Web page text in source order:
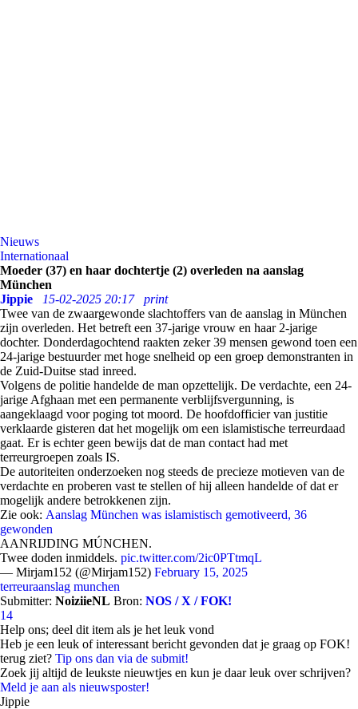
Nieuws
Internationaal
Moeder (37) en haar dochtertje (2) overleden na aanslag
München
Jippie
15-02-2025 20:17
print
Twee van de zwaargewonde slachtoffers van de aanslag in München
zijn overleden. Het betreft een 37-jarige vrouw en haar 2-jarige
dochter. Donderdagochtend raakten zeker 39 mensen gewond toen een
24-jarige bestuurder met hoge snelheid op een groep demonstranten in
de Zuid-Duitse stad inreed.
Volgens de politie handelde de man opzettelijk. De verdachte, een 24-
jarige Afghaan met een permanente verblijfsvergunning, is
aangeklaagd voor poging tot moord. De hoofdofficier van justitie
verklaarde gisteren dat het mogelijk om een islamistische terreurdaad
gaat. Er is echter geen bewijs dat de man contact had met
terreurgroepen zoals IS.
De autoriteiten onderzoeken nog steeds de precieze motieven van de
verdachte en proberen vast te stellen of hij alleen handelde of dat er
mogelijk andere betrokkenen zijn.
Zie ook: Aanslag München was islamistisch gemotiveerd, 36
gewonden
AANRIJDING MÚNCHEN.
Twee doden inmiddels. pic.twitter.com/2ic0PTtmqL
— Mirjam152 (@Mirjam152) February 15, 2025
terreuraanslag munchen
Submitter: NoiziieNL Bron: NOS / X / FOK!
14
Help ons; deel dit item als je het leuk vond
Heb je een leuk of interessant bericht gevonden dat je graag op FOK!
terug ziet? Tip ons dan via de submit!
Zoek jij altijd de leukste nieuwtjes en kun je daar leuk over schrijven?
Meld je aan als nieuwsposter!
Jippie